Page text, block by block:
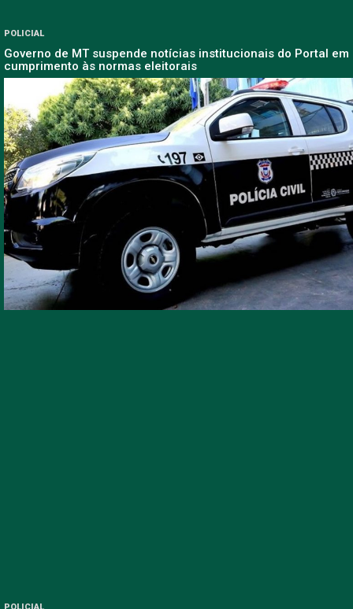
POLICIAL
Governo de MT suspende notícias institucionais do Portal em
cumprimento às normas eleitorais
POLICIAL